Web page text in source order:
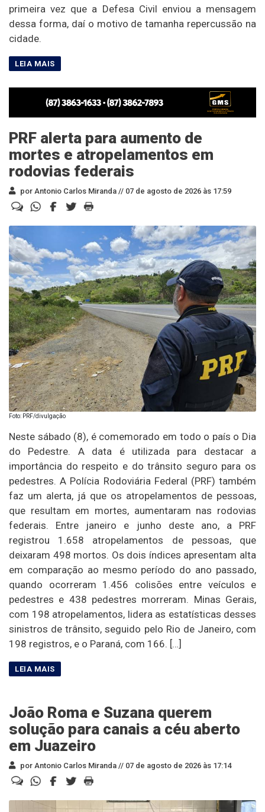
primeira vez que a Defesa Civil enviou a mensagem
dessa forma, daí o motivo de tamanha repercussão na
cidade.
PRF alerta para aumento de
mortes e atropelamentos em
rodovias federais
por Antonio Carlos Miranda // 07 de agosto de 2026 às 17:59
Foto: PRF/divulgação
Neste sábado (8), é comemorado em todo o país o Dia
do Pedestre. A data é utilizada para destacar a
importância do respeito e do trânsito seguro para os
pedestres. A Polícia Rodoviária Federal (PRF) também
faz um alerta, já que os atropelamentos de pessoas,
que resultam em mortes, aumentaram nas rodovias
federais. Entre janeiro e junho deste ano, a PRF
registrou 1.658 atropelamentos de pessoas, que
deixaram 498 mortos. Os dois índices apresentam alta
em comparação ao mesmo período do ano passado,
quando ocorreram 1.456 colisões entre veículos e
pedestres e 438 pedestres morreram. Minas Gerais,
com 198 atropelamentos, lidera as estatísticas desses
sinistros de trânsito, seguido pelo Rio de Janeiro, com
198 registros, e o Paraná, com 166. […]
João Roma e Suzana querem
solução para canais a céu aberto
em Juazeiro
por Antonio Carlos Miranda // 07 de agosto de 2026 às 17:14